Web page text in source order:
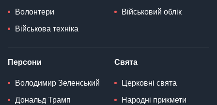
Волонтери
Військова техніка
Військовий облік
Персони
Володимир Зеленський
Дональд Трамп
Свята
Церковні свята
Народні прикмети